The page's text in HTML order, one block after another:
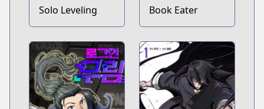
Solo Leveling Book Eater